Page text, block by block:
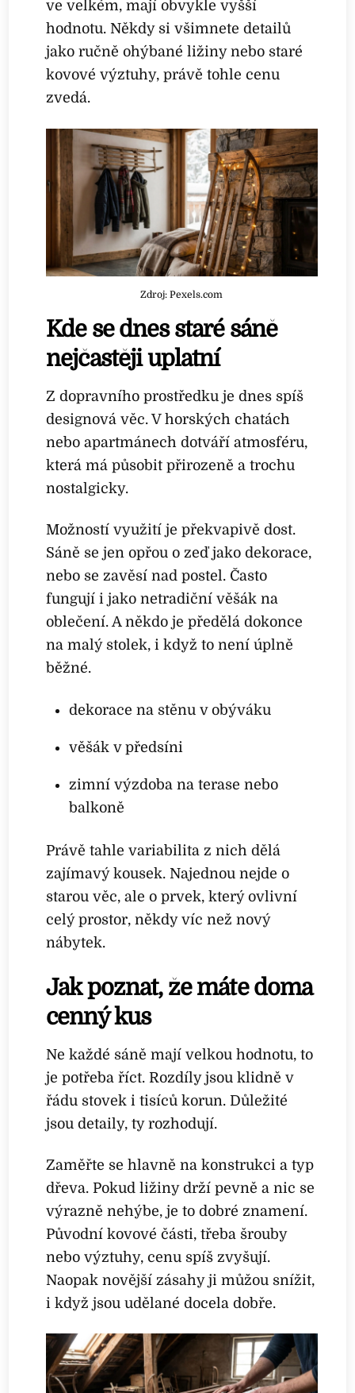
ve velkém, mají obvykle vyšší
hodnotu. Někdy si všimnete detailů
jako ručně ohýbané ližiny nebo staré
kovové výztuhy, právě tohle cenu
zvedá.
Zdroj: Pexels.com
Kde se dnes staré sáně
nejčastěji uplatní
Z dopravního prostředku je dnes spíš
designová věc. V horských chatách
nebo apartmánech dotváří atmosféru,
která má působit přirozeně a trochu
nostalgicky.
Možností využití je překvapivě dost.
Sáně se jen opřou o zeď jako dekorace,
nebo se zavěsí nad postel. Často
fungují i jako netradiční věšák na
oblečení. A někdo je předělá dokonce
na malý stolek, i když to není úplně
běžné.
dekorace na stěnu v obýváku
věšák v předsíni
zimní výzdoba na terase nebo
balkoně
Právě tahle variabilita z nich dělá
zajímavý kousek. Najednou nejde o
starou věc, ale o prvek, který ovlivní
celý prostor, někdy víc než nový
nábytek.
Jak poznat, že máte doma
cenný kus
Ne každé sáně mají velkou hodnotu, to
je potřeba říct. Rozdíly jsou klidně v
řádu stovek i tisíců korun. Důležité
jsou detaily, ty rozhodují.
Zaměřte se hlavně na konstrukci a typ
dřeva. Pokud ližiny drží pevně a nic se
výrazně nehýbe, je to dobré znamení.
Původní kovové části, třeba šrouby
nebo výztuhy, cenu spíš zvyšují.
Naopak novější zásahy ji můžou snížit,
i když jsou udělané docela dobře.